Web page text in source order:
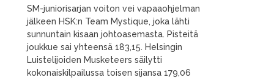
SM-juniorisarjan voiton vei vapaaohjelman
jälkeen HSK:n Team Mystique, joka lähti
sunnuntain kisaan johtoasemasta. Pisteitä
joukkue sai yhteensä 183,15. Helsingin
Luistelijoiden Musketeers säilytti
kokonaiskilpailussa toisen sijansa 179,06